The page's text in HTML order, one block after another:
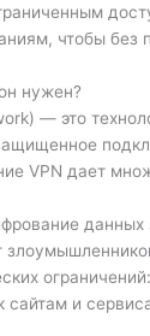
чтобы без
нужен?
— это
VPN дает
сайтам и